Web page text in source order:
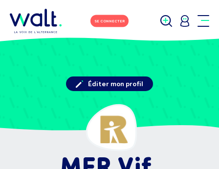
SE CONNECTER
Éditer mon profil